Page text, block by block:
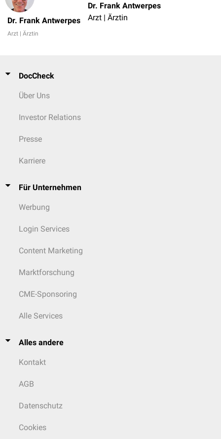
Dr. Frank Antwerpes
Arzt | Ärztin
Dr. Frank Antwerpes
Arzt | Ärztin
DocCheck
Über Uns
Investor Relations
Presse
Karriere
Für Unternehmen
Werbung
Login Services
Content Marketing
Marktforschung
CME-Sponsoring
Alle Services
Alles andere
Kontakt
AGB
Datenschutz
Cookies